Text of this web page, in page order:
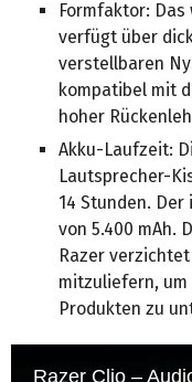
Formfaktor:
verfügt über
verstellbaren
kompatibel mit
hoher
Akku-Laufzeit:
Lautsprecher-
14 Stunden.
von 5.400 mAh.
Razer
mitzuliefern, um
Produkten zu